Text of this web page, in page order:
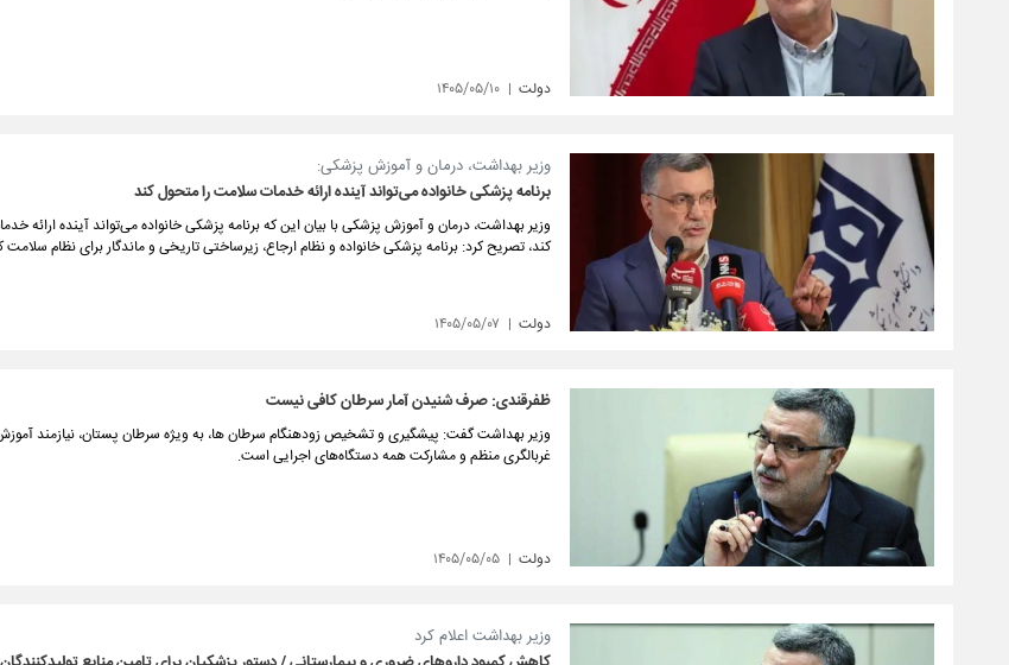
دولت ۱۴۰۵/۰۵/۱۰
وزیر بهداشت، درمان و آموزش پزشکی:
برنامه پزشکی خانواده می‌تواند آینده ارائه خدمات سلامت را متحول کند
وزیر بهداشت، درمان و آموزش پزشکی با بیان این که برنامه پزشکی خانواده می‌تواند آینده ارائه
کند، تصریح کرد: برنامه پزشکی خانواده و نظام ارجاع، زیرساختی تاریخی و ماندگار برای نظام
دولت ۱۴۰۵/۰۵/۰۷
ظفرقندی: صرف شنیدن آمار سرطان کافی نیست
وزیر بهداشت گفت: پیشگیری و تشخیص زودهنگام سرطان ها، به‌ ویژه سرطان پستان، نیازمند
غربالگری منظم و مشارکت همه دستگاه‌های اجرایی است.
دولت ۱۴۰۵/۰۵/۰۵
وزیر بهداشت اعلام کرد